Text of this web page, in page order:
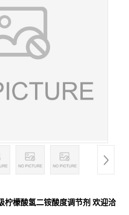
柠檬酸氢二铵酸度调节剂 欢迎洽